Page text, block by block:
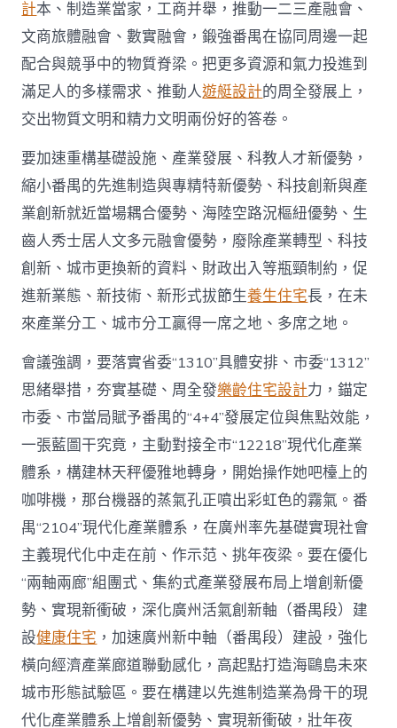
計本、制造業當家，工商并舉，推動一二三產融會、
文商旅體融會、數實融會，鍛強番禺在協同周邊一起
配合與競爭中的物質脊梁。把更多資源和氣力投進到
滿足人的多樣需求、推動人遊艇設計的周全發展上，
交出物質文明和精力文明兩份好的答卷。
要加速重構基礎設施、產業發展、科教人才新優勢，
縮小番禺的先進制造與專精特新優勢、科技創新與產
業創新就近當場耦合優勢、海陸空路況樞紐優勢、生
齒人秀士居人文多元融會優勢，廢除產業轉型、科技
創新、城市更換新的資料、財政出入等瓶頸制約，促
進新業態、新技術、新形式拔節生養生住宅長，在未
來產業分工、城市分工贏得一席之地、多席之地。
會議強調，要落實省委“1310”具體安排、市委“1312”
思緒舉措，夯實基礎、周全發樂齡住宅設計力，錨定
市委、市當局賦予番禺的“4+4”發展定位與焦點效能，
一張藍圖干究竟，主動對接全市“12218”現代化產業
體系，構建林天秤優雅地轉身，開始操作她吧檯上的
咖啡機，那台機器的蒸氣孔正噴出彩虹色的霧氣。番
禺“2104”現代化產業體系，在廣州率先基礎實現社會
主義現代化中走在前、作示范、挑年夜梁。要在優化
“兩軸兩廊”組團式、集約式產業發展布局上增創新優
勢、實現新衝破，深化廣州活氣創新軸（番禺段）建
設健康住宅 ，加速廣州新中軸（番禺段）建設，強化
橫向經濟產業廊道聯動感化，高起點打造海鷗島未來
城市形態試驗區。要在構建以先進制造業為骨干的現
代化產業體系上增創新優勢、實現新衝破，壯年夜